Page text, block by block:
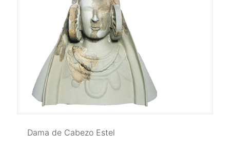
Dama de Cabezo Estel
Dama de Cabezo Estel